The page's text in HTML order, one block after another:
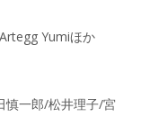
Yumiほか
慎一郎/松井理子/宮